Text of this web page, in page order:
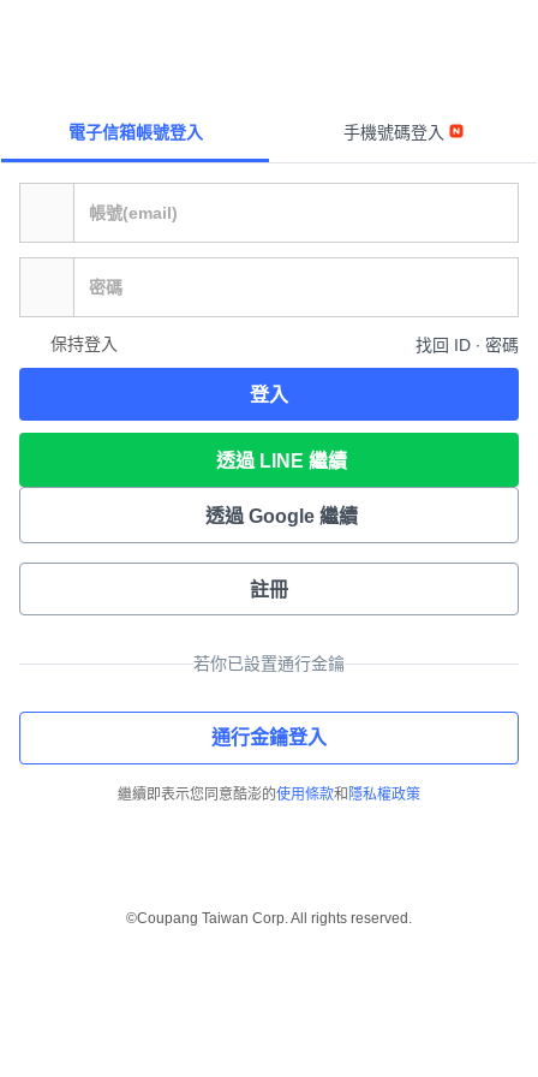
電子信箱帳號登入 手機號碼登入
保持登入 找回 ID ∙ 密碼
登入
透過 LINE 繼續
透過 Google 繼續
註冊
若你已設置通行金鑰
通行金鑰登入
繼續即表示您同意酷澎的使用條款和 隱私權政策
©Coupang Taiwan Corp. All rights reserved.